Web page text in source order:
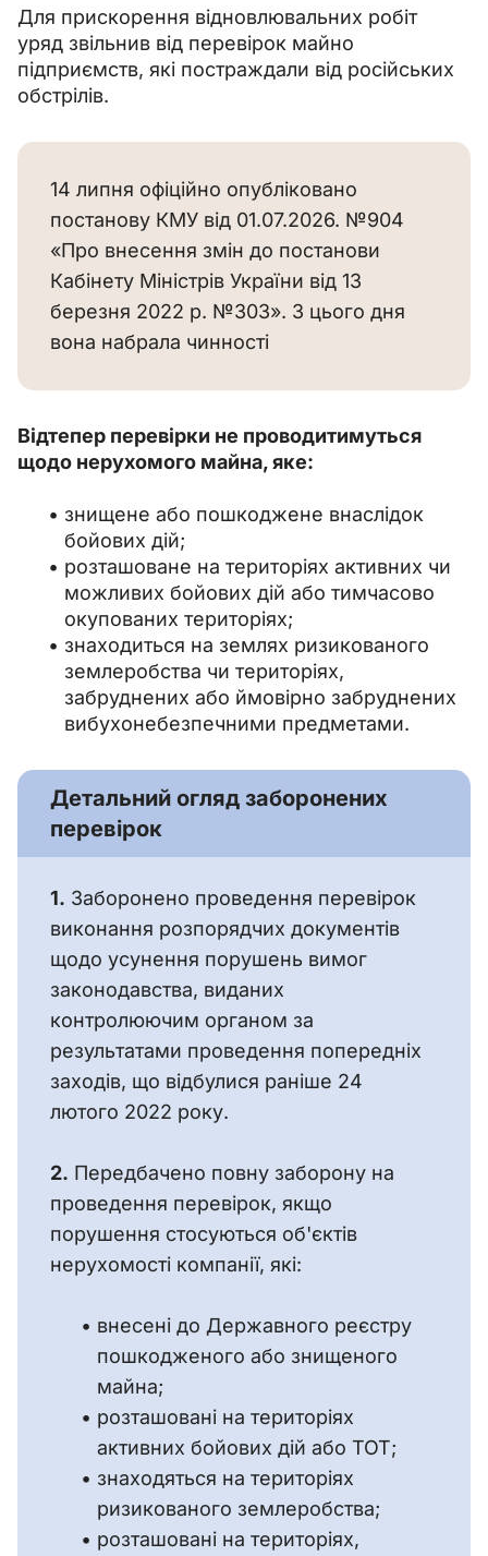
Для прискорення відновлювальних робіт
уряд звільнив від перевірок майно
підприємств, які постраждали від російських
обстрілів.
14 липня офіційно опубліковано
постанову КМУ від 01.07.2026. №904
«Про внесення змін до постанови
Кабінету Міністрів України від 13
березня 2022 р. №303». З цього дня
вона набрала чинності
Відтепер перевірки не проводитимуться
щодо нерухомого майна, яке:
знищене або пошкоджене внаслідок
бойових дій;
розташоване на територіях активних чи
можливих бойових дій або тимчасово
окупованих територіях;
знаходиться на землях ризикованого
землеробства чи територіях,
забруднених або ймовірно забруднених
вибухонебезпечними предметами.
Детальний огляд заборонених
перевірок
1. Заборонено проведення перевірок
виконання розпорядчих документів
щодо усунення порушень вимог
законодавства, виданих
контролюючим органом за
результатами проведення попередніх
заходів, що відбулися раніше 24
лютого 2022 року.
2. Передбачено повну заборону на
проведення перевірок, якщо
порушення стосуються об'єктів
нерухомості компанії, які:
внесені до Державного реєстру
пошкодженого або знищеного
майна;
розташовані на територіях
активних бойових дій або ТОТ;
знаходяться на територіях
ризикованого землеробства;
розташовані на територіях,